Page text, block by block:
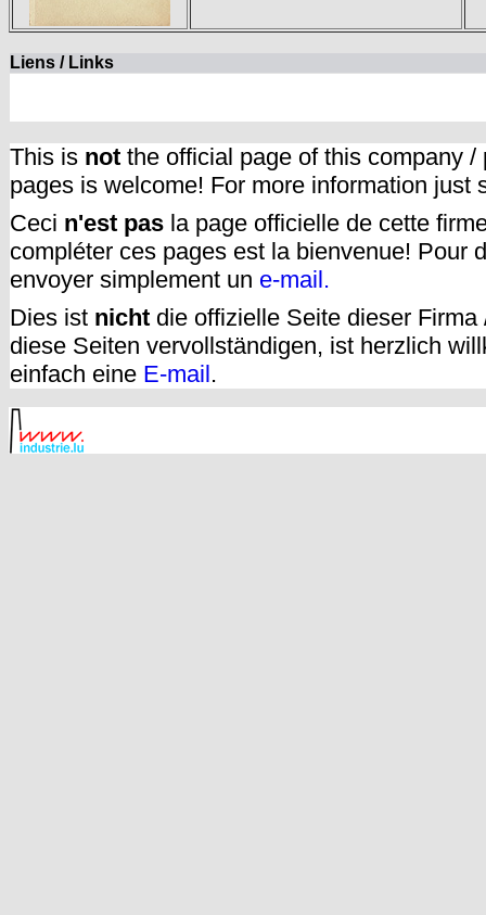
Liens / Links
This is not the official page of this company
pages is welcome! For more information just
Ceci n'est pas la page officielle de cette
compléter ces pages est la bienvenue! Pour
envoyer simplement un e-mail.
Dies ist nicht die offizielle Seite dieser
diese Seiten vervollständigen, ist herzlich
einfach eine E-mail.